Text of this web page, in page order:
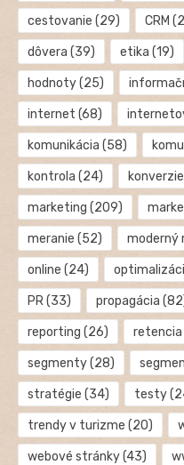
cestovanie (29) CRM
dôvera (39) etika (19)
hodnoty(25)
internet (68)
komunikácia (58)
kontrola (24) konverzie
marketing (209)
meranie (52) moderný
online (24)
PR(33) propagácia
reporting (26) retencia
segmenty(28)
stratégie (34) testy
trendy v turizme (20)
webové stránky(43)